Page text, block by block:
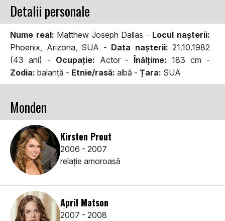
Detalii personale
Nume real: Matthew Joseph Dallas - Locul naşterii:
Phoenix, Arizona, SUA - Data naşterii: 21.10.1982
(43 ani) - Ocupaţie: Actor -Înălţime: 183 cm -
Zodia: balanţă - Etnie/rasă: albă - Țara: SUA
Monden
Kirsten Prout
2006 - 2007
relaţie amoroasă
April Matson
2007 - 2008